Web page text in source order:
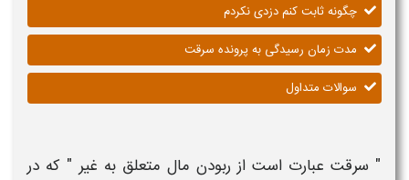
چگونه ثابت کنم دزدی نکردم
مدت زمان رسیدگی به پرونده سرقت
سوالات متداول
" سرقت عبارت است از ربودن مال متعلق به غیر " که در